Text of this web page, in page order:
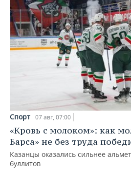
Спорт 07 авг, 07:00
«Кровь с молоком»: как
Барса» не без труда
Казанцы оказались сильнее
буллитов